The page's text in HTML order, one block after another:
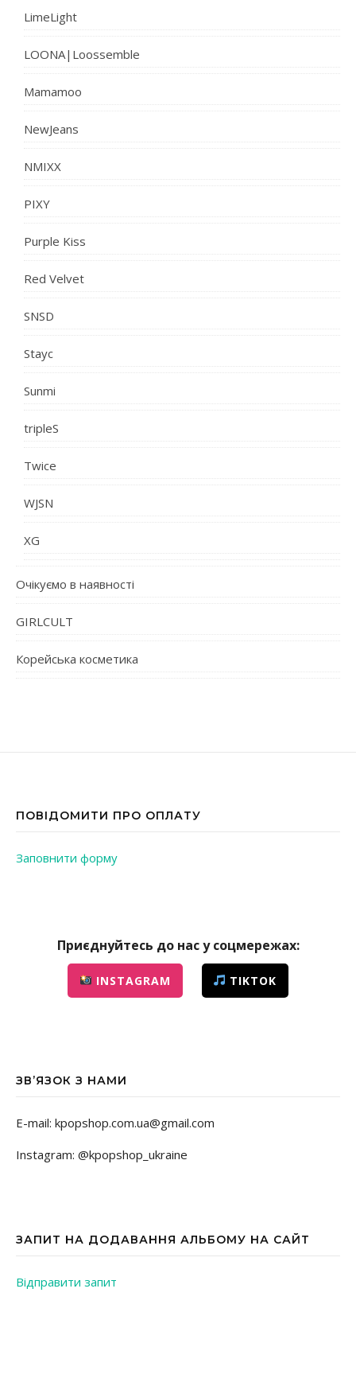
LimeLight
LOONA|Loossemble
Mamamoo
NewJeans
NMIXX
PIXY
Purple Kiss
Red Velvet
SNSD
Stayc
Sunmi
tripleS
Twice
WJSN
XG
Очікуємо в наявності
GIRLCULT
Корейська косметика
ПОВІДОМИТИ ПРО ОПЛАТУ
Заповнити форму
Приєднуйтесь до нас у соцмережах:
INSTAGRAM TIKTOK
ЗВ’ЯЗОК З НАМИ
E-mail: kpopshop.com.ua@gmail.com
Instagram: @kpopshop_ukraine
ЗАПИТ НА ДОДАВАННЯ АЛЬБОМУ НА САЙТ
Відправити запит